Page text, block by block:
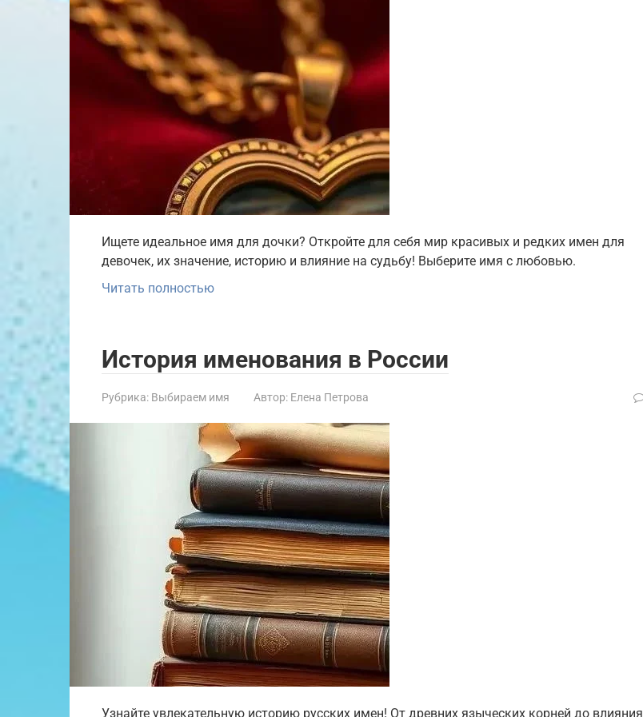
Ищете идеальное имя для дочки? Откройте для себя мир красивых и редких имен для
девочек, их значение, историю и влияние на судьбу! Выберите имя с любовью.
Читать полностью
История именования в России
Рубрика: Выбираем имя Автор: Елена Петрова
Узнайте увлекательную историю русских имен! От древних языческих корней до влияния